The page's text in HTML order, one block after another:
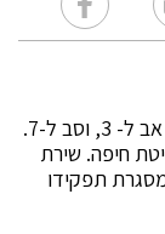
בודאגה שהתמנה לתפקיד מנכ"ל עיריית ר"ג , אב ל- 3, וסב ל-7.
חיפה. שירת
במסגרת תפקידו